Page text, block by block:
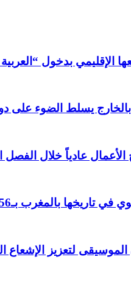
بدخول “العربية
يسلط الضوء على دور
بـ156 خطًا جوياً و5.3 ملايين مقعد …
الموسيقى لتعزيز